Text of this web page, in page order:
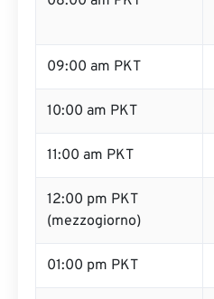
09:00 am PKT
10:00 am PKT
11:00 am PKT
12:00 pm PKT
(mezzogiorno)
01:00 pm PKT